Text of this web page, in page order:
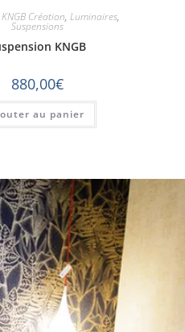
KNGB Création, Luminaires,
Suspensions
KNGB
880,00€
au panier